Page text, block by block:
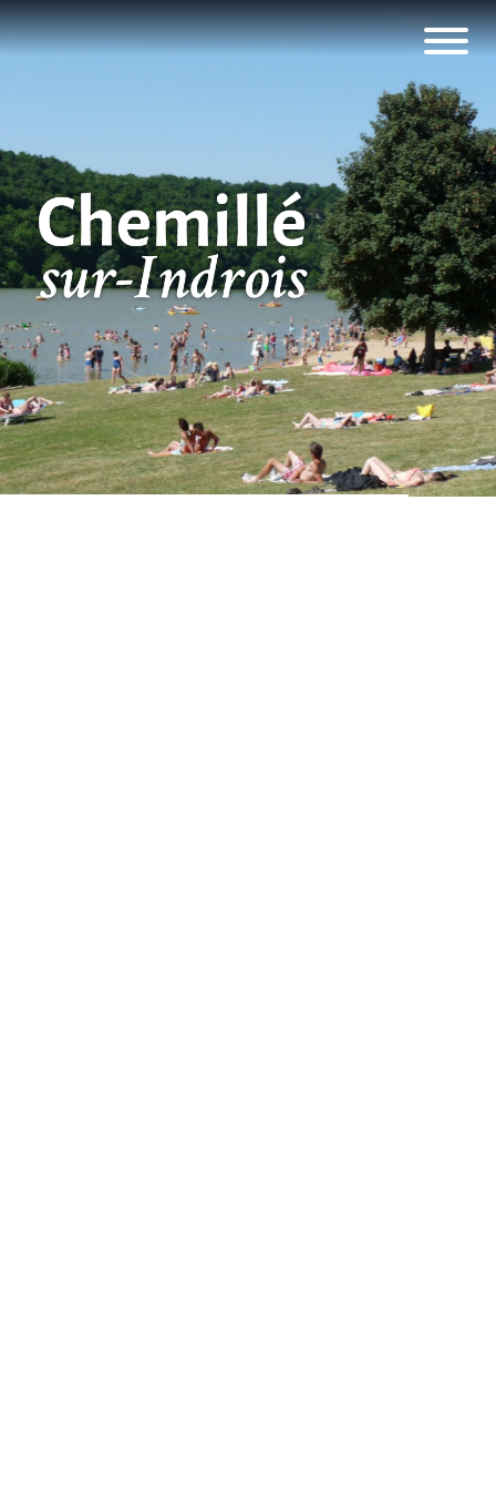
Panneau de gestion des cookies